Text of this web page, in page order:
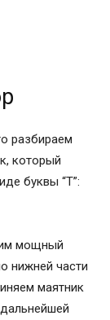
разбираем
который
буквы “Т”:
мощный
нижней части
маятник